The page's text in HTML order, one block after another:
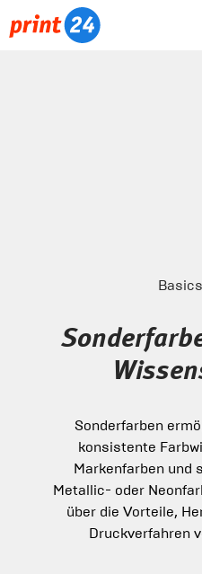
Sonderfarben
konsistente
Markenfarben und
Metallic- oder
über die Vorteile,
Druckverfahren